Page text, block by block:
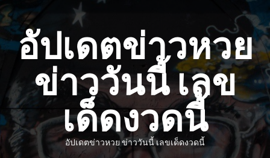
Skip
to
contentอัปเดตข่าวหวย
ข่าววันนี้ เลข
เด็ดงวดนี้
อัปเดตข่าวหวย ข่าววันนี้ เลขเด็ดงวดนี้